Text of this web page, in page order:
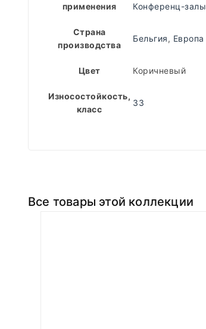
применения
Конференц-залы
Страна
производства
Бельгия, Европа
Цвет Коричневый
Износостойкость,
класс
33
Все товары этой коллекции